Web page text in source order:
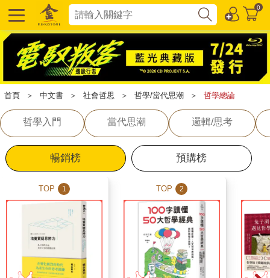
0
首頁 ＞ 中文書 ＞ 社會哲思 ＞ 哲學/當代思潮 ＞ 哲學總論
哲學入門 當代思潮 邏輯/思考
暢銷榜 預購榜
TOP 1 TOP 2